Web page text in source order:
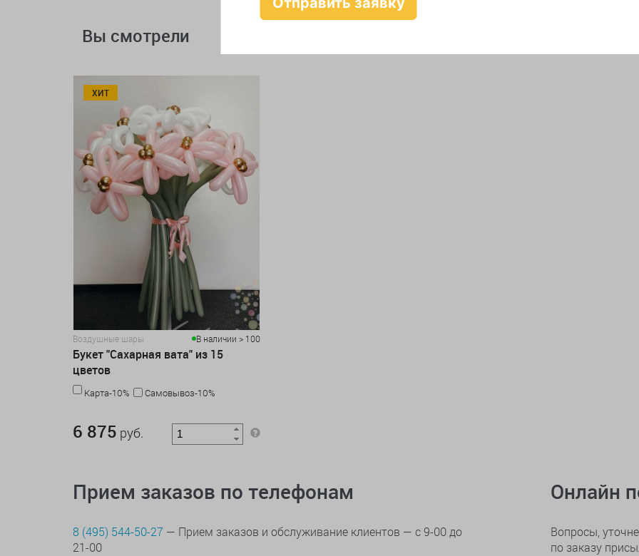
Вы смотрели
ХИТ
Воздушные шары В наличии > 100
Букет "Сахарная вата" из 15
цветов
Карта-10%
Самовывоз-10%
6 875 руб.
Прием заказов по телефонам
8 (495) 544-50-27 — Прием заказов и обслуживание клиентов — с 9-00 до
21-00
Онлайн
Вопросы,
по заказу